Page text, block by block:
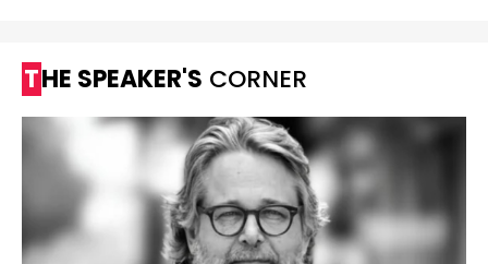
THE SPEAKER'S CORNER